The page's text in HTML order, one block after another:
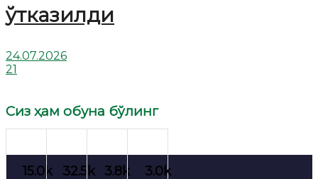
ўтказилди
24.07.2026
21
Сиз ҳам обуна бўлинг